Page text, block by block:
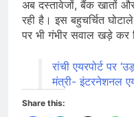
अब दस्तावेजों, बैंक खातों
रही है। इस बहुचर्चित घोटाले
पर भी गंभीर सवाल खड़े कर
रांची एयरपोर्ट पर
मंत्री- इंटरनेशनल
Share this: